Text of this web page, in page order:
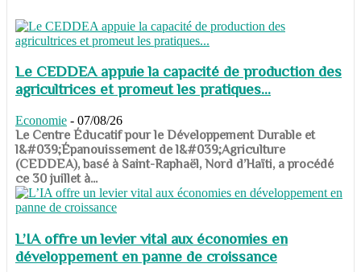
Le CEDDEA appuie la capacité de production des
agricultrices et promeut les pratiques...
Economie - 07/08/26
​​​​​​​Le Centre Éducatif pour le Développement Durable et
l&#039;Épanouissement de l&#039;Agriculture
(CEDDEA), basé à Saint-Raphaël, Nord d’Haïti, a procédé
ce 30 juillet à...
L’IA offre un levier vital aux économies en
développement en panne de croissance